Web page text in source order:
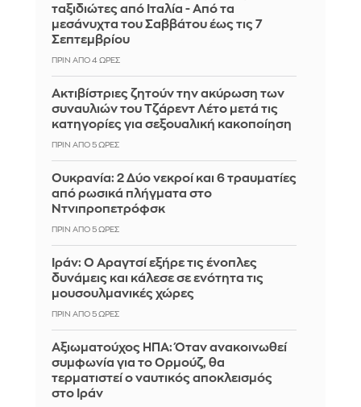
ταξιδιώτες από Ιταλία - Από τα
μεσάνυχτα του Σαββάτου έως τις 7
Σεπτεμβρίου
ΠΡΙΝ ΑΠΌ 4 ΏΡΕΣ
Ακτιβίστριες ζητούν την ακύρωση των
συναυλιών του Τζάρεντ Λέτο μετά τις
κατηγορίες για σεξουαλική κακοποίηση
ΠΡΙΝ ΑΠΌ 5 ΏΡΕΣ
Ουκρανία: 2 Δύο νεκροί και 6 τραυματίες
από ρωσικά πλήγματα στο
Ντνιπροπετρόφσκ
ΠΡΙΝ ΑΠΌ 5 ΏΡΕΣ
Ιράν: Ο Αραγτσί εξήρε τις ένοπλες
δυνάμεις και κάλεσε σε ενότητα τις
μουσουλμανικές χώρες
ΠΡΙΝ ΑΠΌ 5 ΏΡΕΣ
Αξιωματούχος ΗΠΑ: Όταν ανακοινωθεί
συμφωνία για το Ορμούζ, θα
τερματιστεί ο ναυτικός αποκλεισμός
στο Ιράν